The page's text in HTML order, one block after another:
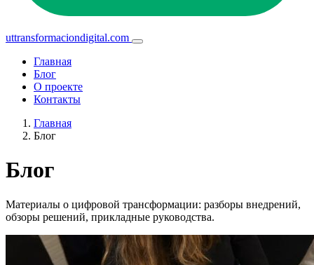
uttransformaciondigital.com
Главная
Блог
О проекте
Контакты
Главная
Блог
Блог
Материалы о цифровой трансформации: разборы внедрений,
обзоры решений, прикладные руководства.